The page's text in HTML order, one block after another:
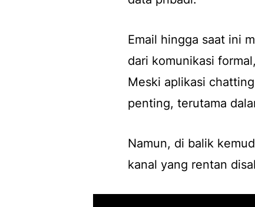
Email hingga saat ini
dari komunikasi
Meski aplikasi
penting, terutama
Namun, di balik
kanal yang rentan